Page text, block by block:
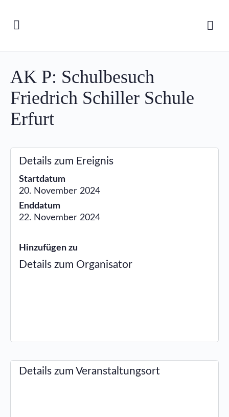
AK P: Schulbesuch
Friedrich Schiller Schule
Erfurt
Details zum Ereignis
Startdatum
20. November 2024
Enddatum
22. November 2024
Hinzufügen zu
Details zum Organisator
Details zum Veranstaltungsort